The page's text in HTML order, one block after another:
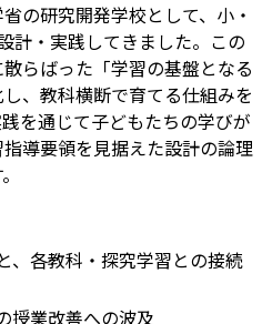
の研究開発学校として、小・
計・実践してきました。この
らばった「学習の基盤となる
、教科横断で育てる仕組みを
を通じて子どもたちの学びが
導要領を見据えた設計の論理
、各教科・探究学習との接続
授業改善への波及